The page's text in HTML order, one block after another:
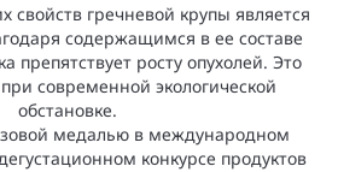
гречневой крупы является
содержащимся в ее составе
препятствует росту опухолей. Это
современной экологической
обстановке.
медалью в международном
конкурсе продуктов